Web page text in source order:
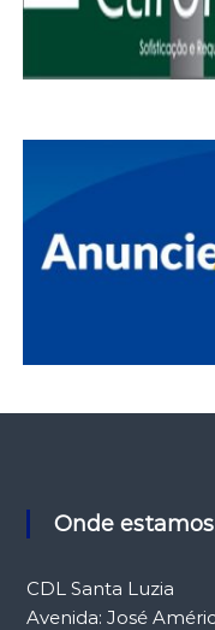
Onde estamos
CDL Santa Luzia
Avenida: José